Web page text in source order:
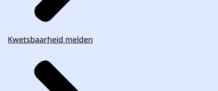
Kwetsbaarheid melden